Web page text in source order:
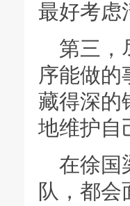
最好考虑
第三，
序能做的
藏得深的
地维护自
在徐国
队，都会